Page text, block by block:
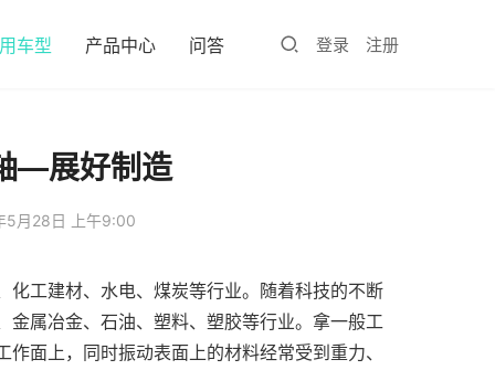
车型 产品中心 问答 登录 注册
—展好制造
月28日 上午9:00
工建材、水电、煤炭等行业。随着科技的不断
属冶金、石油、塑料、塑胶等行业。拿一般工
面上，同时振动表面上的材料经常受到重力、